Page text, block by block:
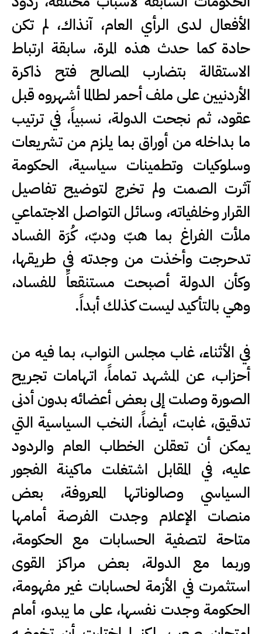
الأفعال لدى الرأي العام، آنذاك، لم تكن
حادة كما حدث هذه المرة، سابقة ارتباط
الاستقالة بتضارب المصالح فتح ذاكرة
الأردنيين على ملف أحمر لطالما أشهروه قبل
عقود، ثم نجحت الدولة، نسبياً، في ترتيب
ما بداخله من أوراق بما يلزم من تشريعات
وسلوكيات وتطمينات سياسية، الحكومة
آثرت الصمت ولم تخرج لتوضيح تفاصيل
القرار وخلفياته، وسائل التواصل الاجتماعي
ملأت الفراغ بما هبّ ودبّ، كُرَة الفساد
تدحرجت وأخذت من وجدته في طريقها،
وكأن الدولة أصبحت مستنقعاً للفساد،
وهي بالتأكيد ليست كذلك أبداً.
‏في الأثناء، غاب مجلس النواب، بما فيه من
أحزاب، عن المشهد تماماً، اتهامات تجريح
الصورة وصلت إلى بعض أعضائه بدون أدنى
تدقيق، غابت، أيضاً، النخب السياسية التي
يمكن أن تعقلن الخطاب العام والردود
عليه، في المقابل اشتغلت ماكينة الفجور
السياسي وصالوناتها المعروفة، بعض
منصات الإعلام وجدت الفرصة أمامها
متاحة لتصفية الحسابات مع الحكومة،
وربما مع الدولة، بعض مراكز القوى
استثمرت في الأزمة لحسابات غير مفهومة،
الحكومة وجدت نفسها، على ما يبدو، أمام